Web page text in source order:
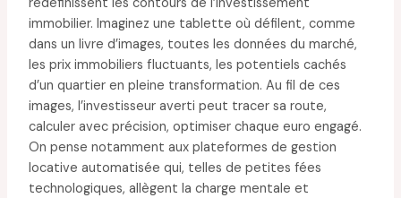
immobilier. Imaginez une tablette où défilent, comme
dans un livre d’images, toutes les données du marché,
les prix immobiliers fluctuants, les potentiels cachés
d’un quartier en pleine transformation. Au fil de ces
images, l’investisseur averti peut tracer sa route,
calculer avec précision, optimiser chaque euro engagé.
On pense notamment aux plateformes de gestion
locative automatisée qui, telles de petites fées
technologiques, allègent la charge mentale et